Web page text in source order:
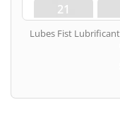
21
dias
Lubes Fist